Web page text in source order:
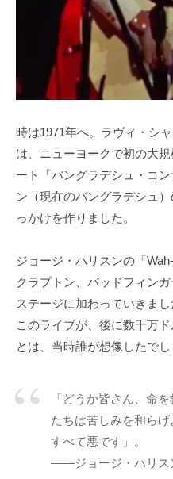
時は1971年へ。ラヴィ・シ
は、ニューヨークで初の大
ート「バングラデシュ・コ
ン（現在のバングラデシュ
っかけを作りました。
ジョージ・ハリスンの「
クラプトン、バッドフィン
ステージに加わっていきまし
このライブが、後に数千万
とは、当時誰が想像したでし
「どうか皆さん、命
たちは苦しみを和ら
すべて悪です」。
——ジョージ・ハリス